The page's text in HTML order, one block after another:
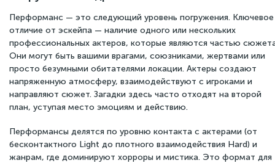
Перформанс — это следующий уровень погружения. Ключевое
отличие от эскейпа — наличие одного или нескольких
профессиональных актеров, которые являются частью
Они могут быть вашими врагами, союзниками, жертвами или
просто безумными обитателями локации. Актеры создают
напряженную атмосферу, взаимодействуют с игроками и
направляют сюжет. Загадки здесь часто отходят на второй
план, уступая место эмоциям и действию.
Перформансы делятся по уровню контакта с актерами (от
бесконтактного Light до плотного взаимодействия Hard) и
жанрам, где доминируют хорроры и мистика. Это формат для